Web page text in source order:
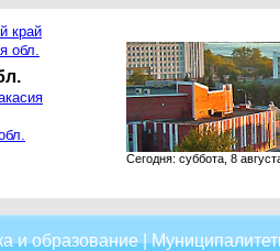
край
обл.
Сегодня: суббота, 8
и образование|